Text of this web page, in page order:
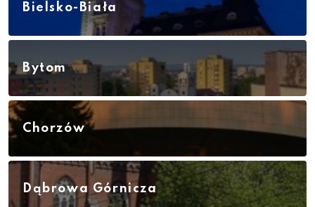
Bielsko-Biała
Bytom
Chorzów
Dąbrowa Górnicza